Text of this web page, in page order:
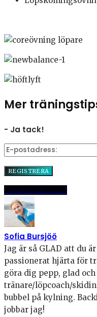
Mer
- Ja tack!
DelaPinnaE-post
Sofia Bursjöö
Jag är så GLAD att du
passionerat hjärta för
göra dig pepp, glad
tränare/löpcoach/
bubbel på kylning.
jobbar jag!